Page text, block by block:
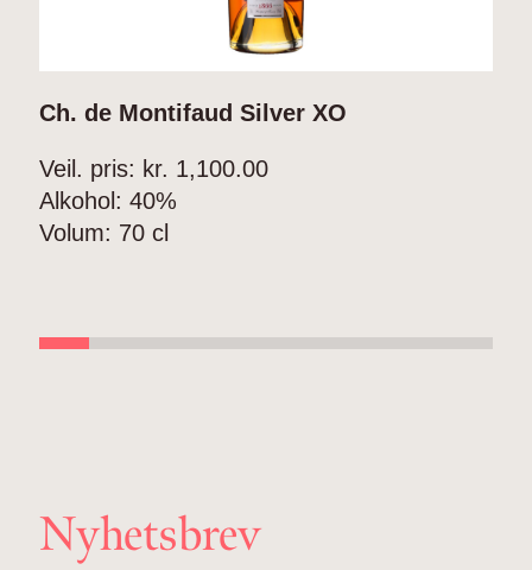
Ch. de Montifaud Silver XO
Veil. pris: kr. 1,100.00
Alkohol: 40%
Volum: 70 cl
Nyhetsbrev